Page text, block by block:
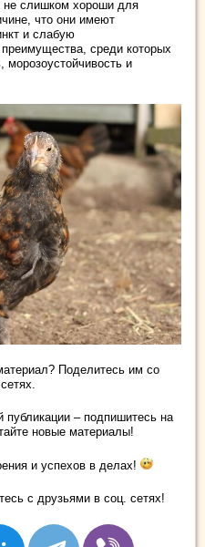
не слишком хороши для
что они имеют
и слабую
среди которых
морозоустойчивость и
Поделитесь им со
публикации – подпишитесь на
новые материалы!
и успехов в делах!
с друзьями в соц. сетях!